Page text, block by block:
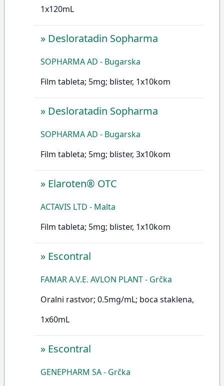
1x120mL
» Desloratadin Sopharma
SOPHARMA AD - Bugarska
Film tableta; 5mg; blister, 1x10kom
» Desloratadin Sopharma
SOPHARMA AD - Bugarska
Film tableta; 5mg; blister, 3x10kom
» Elaroten® OTC
ACTAVIS LTD - Malta
Film tableta; 5mg; blister, 1x10kom
» Escontral
FAMAR A.V.E. AVLON PLANT - Grčka
Oralni rastvor; 0.5mg/mL; boca staklena,
1x60mL
» Escontral
GENEPHARM SA - Grčka